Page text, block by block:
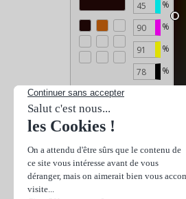
%
%
%
%